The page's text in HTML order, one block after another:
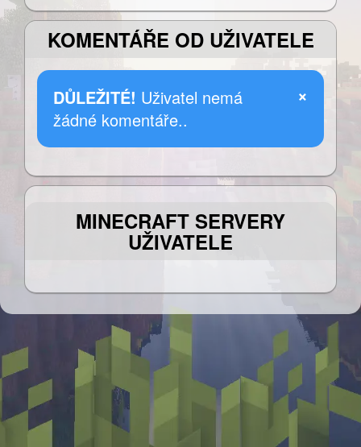
KOMENTÁŘE OD UŽIVATELE
×
DŮLEŽITÉ! Uživatel nemá
žádné komentáře..
MINECRAFT SERVERY
UŽIVATELE